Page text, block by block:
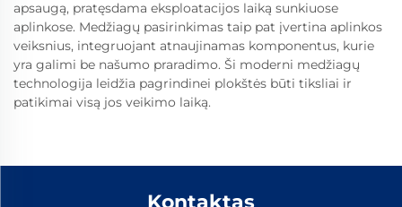
apsaugą, pratęsdama eksploatacijos laiką sunkiuose
aplinkose. Medžiagų pasirinkimas taip pat įvertina aplinkos
veiksnius, integruojant atnaujinamas komponentus, kurie
yra galimi be našumo praradimo. Ši moderni medžiagų
technologija leidžia pagrindinei plokštės būti tiksliai ir
patikimai visą jos veikimo laiką.